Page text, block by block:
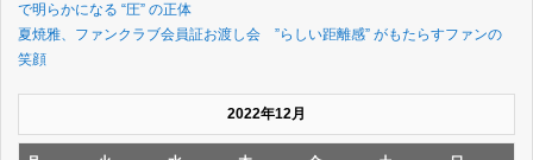
で明らかになる “圧” の正体
夏焼雅、ファンクラブ会員証お渡し会 ”らしい距離感” がもたらすファンの
笑顔
2022年12月